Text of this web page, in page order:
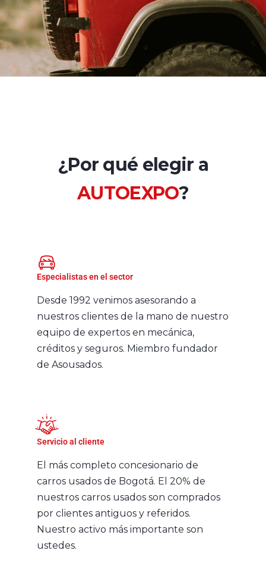
¿Por qué elegir a
AUTOEXPO?
Especialistas en el sector​
Desde 1992 venimos asesorando a
nuestros clientes de la mano de nuestro
equipo de expertos en mecánica,
créditos y seguros. Miembro fundador
de Asousados.
Servicio al cliente​
El más completo concesionario de
carros usados de Bogotá. El 20% de
nuestros carros usados son comprados
por clientes antiguos y referidos.
Nuestro activo más importante son
ustedes.